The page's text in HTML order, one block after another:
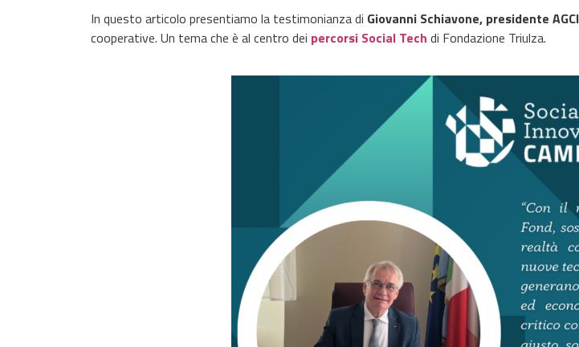
In questo articolo presentiamo la testimonianza di Giovanni Schiavone, presidente
cooperative. Un tema che è al centro dei percorsi Social Tech di Fondazione Triulza.